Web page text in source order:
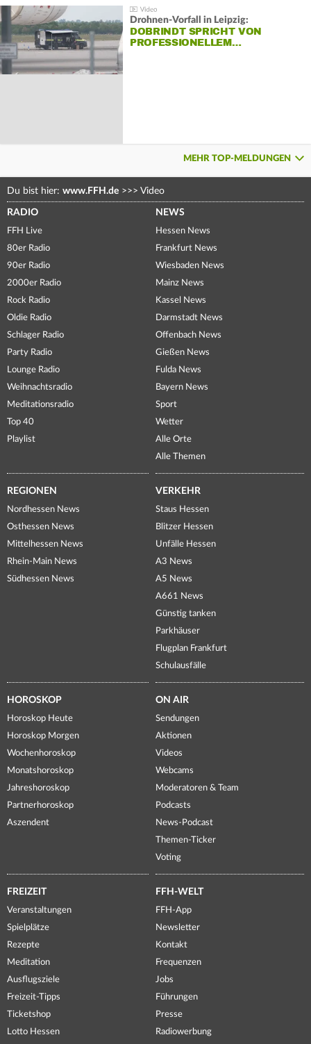
Drohnen-Vorfall in Leipzig:
DOBRINDT SPRICHT VON
PROFESSIONELLEM…
MEHR TOP-MELDUNGEN
Du bist hier: www.FFH.de >>> Video
RADIO
FFH Live
80er Radio
90er Radio
2000er Radio
Rock Radio
Oldie Radio
Schlager Radio
Party Radio
Lounge Radio
Weihnachtsradio
Meditationsradio
Top 40
Playlist
NEWS
Hessen News
Frankfurt News
Wiesbaden News
Mainz News
Kassel News
Darmstadt News
Offenbach News
Gießen News
Fulda News
Bayern News
Sport
Wetter
Alle Orte
Alle Themen
REGIONEN
Nordhessen News
Osthessen News
Mittelhessen News
Rhein-Main News
Südhessen News
VERKEHR
Staus Hessen
Blitzer Hessen
Unfälle Hessen
A3 News
A5 News
A661 News
Günstig tanken
Parkhäuser
Flugplan Frankfurt
Schulausfälle
HOROSKOP
Horoskop Heute
Horoskop Morgen
Wochenhoroskop
Monatshoroskop
Jahreshoroskop
Partnerhoroskop
Aszendent
ON AIR
Sendungen
Aktionen
Videos
Webcams
Moderatoren & Team
Podcasts
News-Podcast
Themen-Ticker
Voting
FREIZEIT
Veranstaltungen
Spielplätze
Rezepte
Meditation
Ausflugsziele
Freizeit-Tipps
Ticketshop
Lotto Hessen
FFH-WELT
FFH-App
Newsletter
Kontakt
Frequenzen
Jobs
Führungen
Presse
Radiowerbung